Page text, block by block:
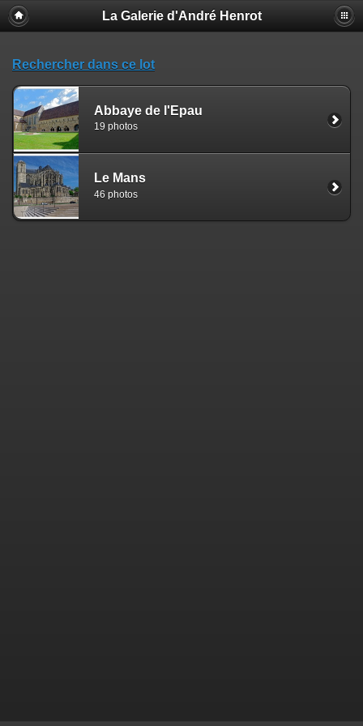
La Galerie d'André Henrot
Rechercher dans ce lot
Abbaye de l'Epau
19 photos
Le Mans
46 photos